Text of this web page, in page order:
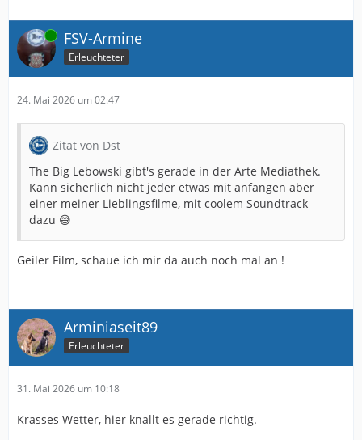
Online FSV-Armine
Erleuchteter
24. Mai 2026 um 02:47
Zitat von Dst
The Big Lebowski gibt's gerade in der Arte Mediathek.
Kann sicherlich nicht jeder etwas mit anfangen aber
einer meiner Lieblingsfilme, mit coolem Soundtrack
dazu 😅
Geiler Film, schaue ich mir da auch noch mal an !
Arminiaseit89
Erleuchteter
31. Mai 2026 um 10:18
Krasses Wetter, hier knallt es gerade richtig.